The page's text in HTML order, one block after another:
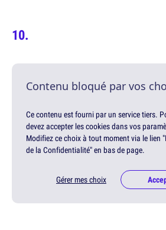
Contenu bloqué par vos
Ce contenu est fourni par un service tiers.
devez accepter les cookies dans vos
Modifiez ce choix à tout moment via le lien
de la Confidentialité" en bas de page.
Gérer mes choix